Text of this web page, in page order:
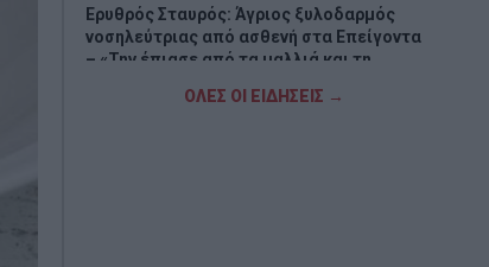
Ερυθρός Σταυρός: Άγριος ξυλοδαρμός
νοσηλεύτριας από ασθενή στα Επείγοντα
– «Την έπιασε από τα μαλλιά και τη
ΟΛΕΣ ΟΙ ΕΙΔΗΣΕΙΣ →